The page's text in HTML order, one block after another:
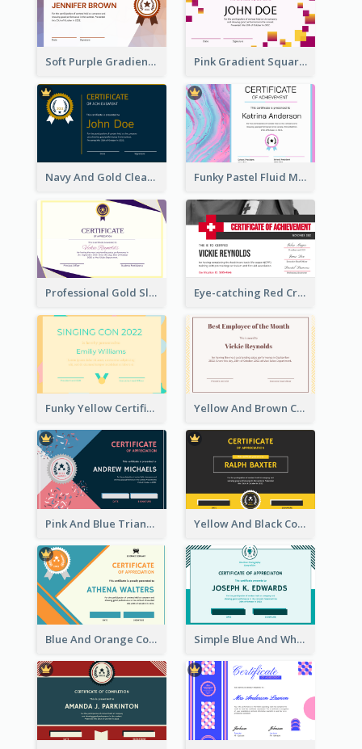
Soft Purple Gradient Certificate Pink Gradient Squares Certificate
Navy And Gold Clean Certificate Funky Pastel Fluid Modern Certificate Of Achievement
Professional Gold Sleek Triangular Elegant Certificate Design Eye-catching Red Cross Certificate Design Template
Funky Yellow Certificate Of Singing Content Champion Yellow And Brown Certificate Of Recommendation
Pink And Blue Triangles Confetti Celebration Certificate Yellow And Black Contrast Simple Certificate
Blue And Orange Company Triangles With Badge Certificate Simple Blue And White Rectangle Certificate